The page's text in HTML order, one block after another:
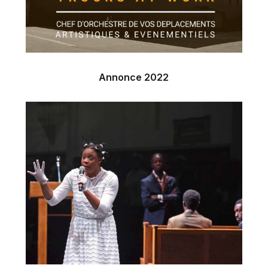
Annonce 2022